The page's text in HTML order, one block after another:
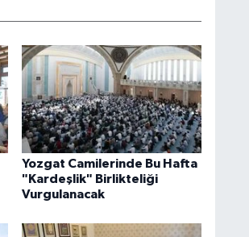
Yozgat Camilerinde Bu Hafta
"Kardeşlik" Birlikteliği
Vurgulanacak